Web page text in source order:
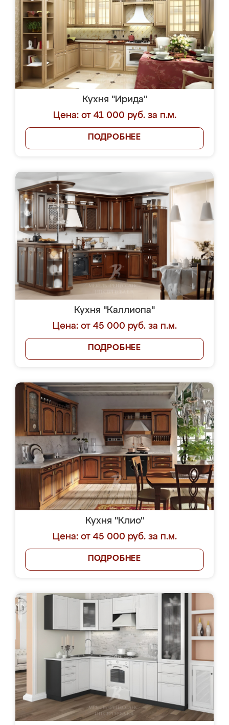
Кухня "Ирида"
Цена: от 41 000 руб. за п.м.
ПОДРОБНЕЕ
Кухня "Каллиопа"
Цена: от 45 000 руб. за п.м.
ПОДРОБНЕЕ
Кухня "Клио"
Цена: от 45 000 руб. за п.м.
ПОДРОБНЕЕ